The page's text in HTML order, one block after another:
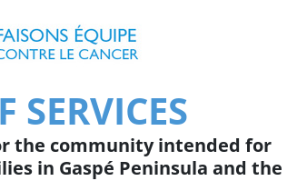
SERVICES
the community intended for
in Gaspé Peninsula and the